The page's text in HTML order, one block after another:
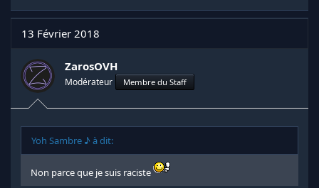
a
c
t
n
s
:
13 Février 2018
ZarosOVH
Modérateur Membre du Staff
Yoh Sambre ♪ à dit:
Non parce que je suis raciste